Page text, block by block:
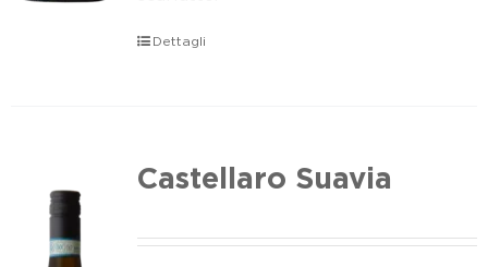
Dettagli
Castellaro Suavia